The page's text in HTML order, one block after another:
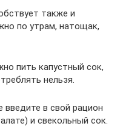
также и
по утрам, натощак,
пить капустный сок,
нельзя.
в свой рацион
и свекольный сок.